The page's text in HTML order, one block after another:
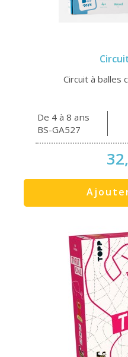
Circuit à balles
De 4 à 8 ans
BS-GA527